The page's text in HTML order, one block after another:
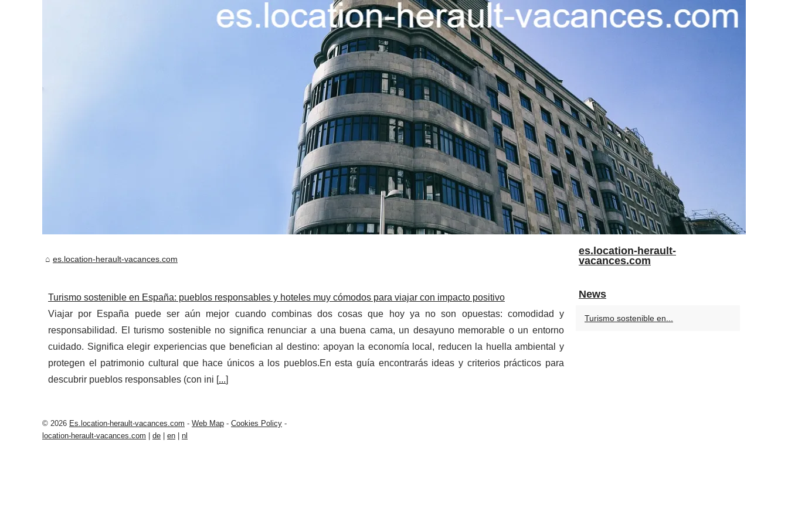
es.location-herault-vacances.com
Turismo sostenible en España: pueblos responsables y hoteles muy cómodos para viajar con impacto positivo
Viajar por España puede ser aún mejor cuando combinas dos cosas que hoy ya no son opuestas: comodidad y
responsabilidad. El turismo sostenible no significa renunciar a una buena cama, un desayuno memorable o un entorno
cuidado. Significa elegir experiencias que benefician al destino: apoyan la economía local, reducen la huella ambiental y
protegen el patrimonio cultural que hace únicos a los pueblos.En esta guía encontrarás ideas y criterios prácticos para
descubrir pueblos responsables (con ini [...]
es.location-herault-
vacances.com
News
Turismo sostenible en...
© 2026 Es.location-herault-vacances.com - Web Map - Cookies Policy -
location-herault-vacances.com
de en nl